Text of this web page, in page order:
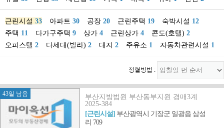
근린시설 33 아파트 30 공장 20 근린주택 19 숙박시설 12
주택 11 다가구주택 9 상가 4 근린상가 4 콘도(호텔) 2
오피스텔 2 다세대(빌라) 2 대지 2 주유소 1 자동차관련시설 1
정렬방법 :
43일 남음
부산지방법원 부산동부지원 경매3계
2025-384
[근린시설] 부산광역시 기장군 일광읍 삼성
리 709